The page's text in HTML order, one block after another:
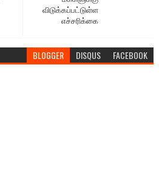
விடுக்கப்பட்டுள்ள
எச்சரிக்கை
BLOGGER DISQUS FACEBOOK